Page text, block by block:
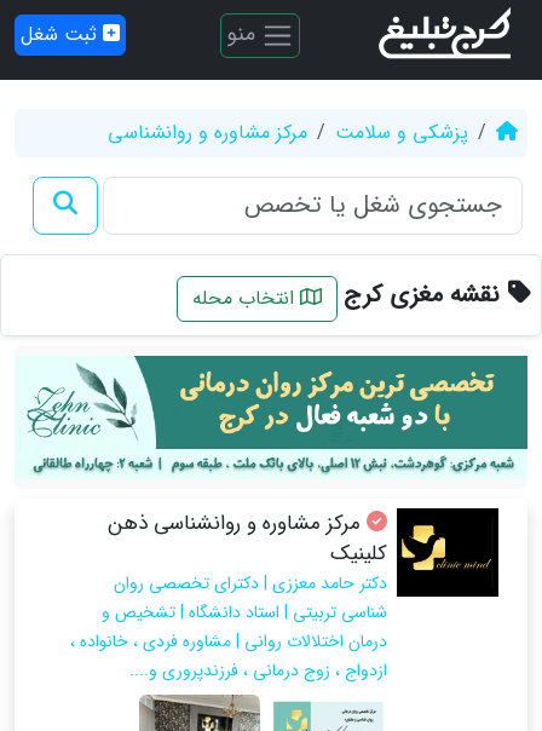
منو ثبت شغل
پزشکی و سلامت مرکز مشاوره و روانشناسی
نقشه مغزی کرج انتخاب محله
مرکز مشاوره و روانشناسی ذهن
کلینیک
دکتر حامد معززی | دکترای تخصصی روان
شناسی تربیتی | استاد دانشگاه | تشخیص و
درمان اختلالات روانی | مشاوره فردی ، خانواده ،
ازدواج ، زوج درمانی ، فرزندپروری و....